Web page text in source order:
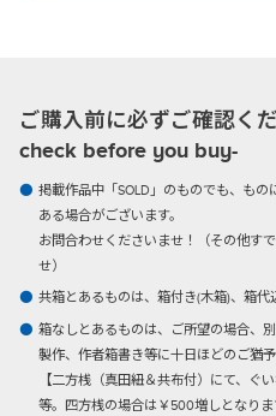
ご購入前に必ずご確認く
check before you buy-
掲載作品中「SOLD」のものでも、も
ある場合がございます。
お問合わせくださいませ！（その他す
せ）
共箱とあるものは、箱付き(木箱)、箱代
箱なしとあるものは、ご所望の場合、別
製作、作者箱書き等に十日ほどのご猶予
【二方桟（真田紐＆共布付）にて、ぐ
等。四方桟の場合は￥500増しとなりま